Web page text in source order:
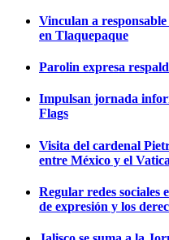
Vinculan a
en Tlaquepaque
Parolin expresa
Impulsan jornada
Flags
Visita del cardenal
entre México y el
Regular redes sociales
de expresión y los